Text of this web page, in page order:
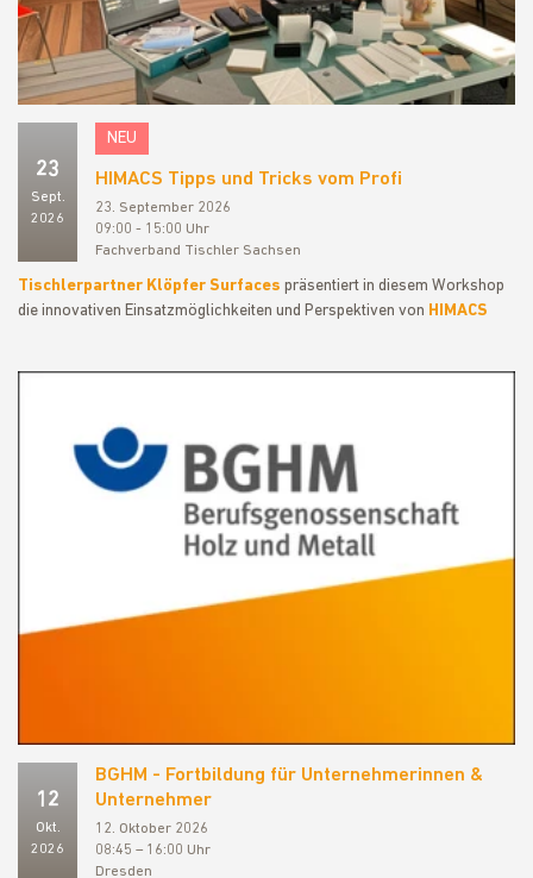
23
Sept.
2026
NEU
HIMACS Tipps und Tricks vom Profi
23. September 2026
09:00 - 15:00 Uhr
Fachverband Tischler Sachsen
Tischlerpartner Klöpfer Surfaces präsentiert in diesem Workshop
die innovativen Einsatzmöglichkeiten und Perspektiven von HIMACS
12
Okt.
2026
BGHM - Fortbildung für Unternehmerinnen &
Unternehmer
12. Oktober 2026
08:45 – 16:00 Uhr
Dresden